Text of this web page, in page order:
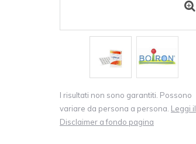
I risultati non sono garantiti. Possono
variare da persona a persona. Leggi il
Disclaimer a fondo pagina